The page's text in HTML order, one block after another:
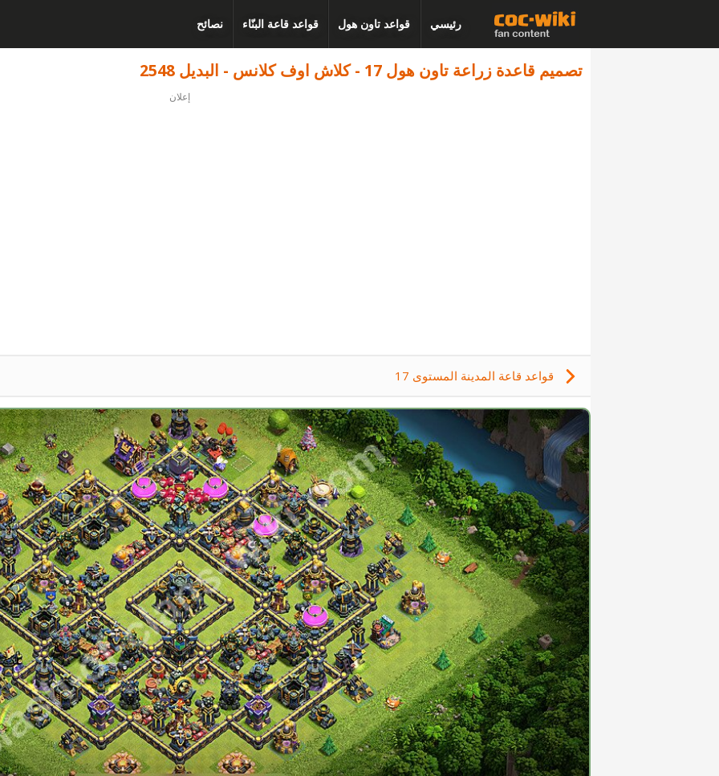
رئيسي قواعد تاون هول قواعد قاعة البنّاء نصائح
تصميم قاعدة زراعة تاون هول 17 - كلاش اوف كلانس - البديل 2548
إعلان
قواعد قاعة المدينة المستوى 17